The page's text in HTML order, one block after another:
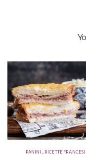
PANINI ,RICETTE FRANCESI